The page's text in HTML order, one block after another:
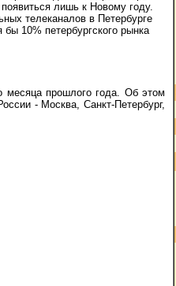
лишь к Новому году.
телеканалов в Петербурге
10% петербургского рынка
месяца прошлого года. Об этом
- Москва, Санкт-Петербург,